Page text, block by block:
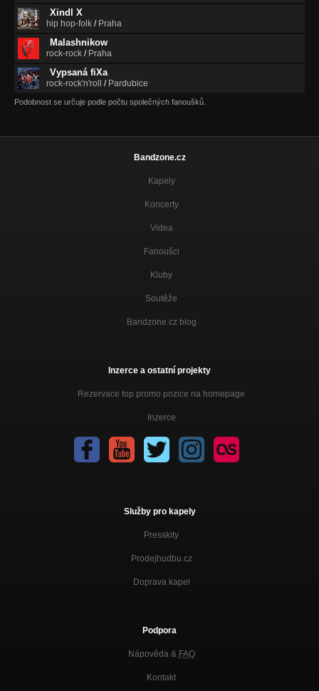
Xindl X
hip hop-folk / Praha
Malashnikow
rock-rock / Praha
Vypsaná fiXa
rock-rock'n'roll / Pardubice
Podobnost se určuje podle počtu společných fanoušků.
Bandzone.cz
Kapely
Koncerty
Videa
Fanoušci
Kluby
Soutěže
Bandzone.cz blog
Inzerce a ostatní projekty
Rezervace top promo pozice na homepage
Inzerce
Služby pro kapely
Presskity
Prodejhudbu.cz
Doprava kapel
Podpora
Nápověda & FAQ
Kontakt